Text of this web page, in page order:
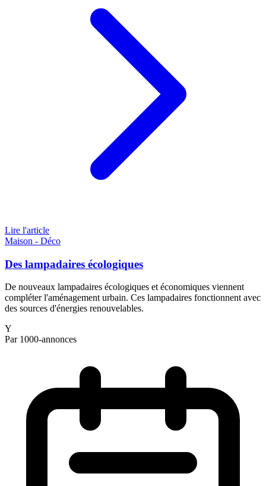
Lire l'article
Maison - Déco
Des lampadaires écologiques
De nouveaux lampadaires écologiques et économiques viennent
compléter l'aménagement urbain. Ces lampadaires fonctionnent avec
des sources d'énergies renouvelables.
Y
Par 1000-annonces